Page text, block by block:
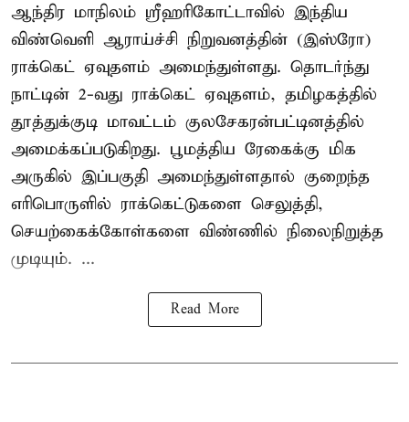
ஆந்திர மாநிலம் ஸ்ரீஹரிகோட்டாவில் இந்திய
விண்வெளி ஆராய்ச்சி நிறுவனத்தின் (இஸ்ரோ)
ராக்கெட் ஏவுதளம் அமைந்துள்ளது. தொடர்ந்து
நாட்டின் 2-வது ராக்கெட் ஏவுதளம், தமிழகத்தில்
தூத்துக்குடி மாவட்டம் குலசேகரன்பட்டினத்தில்
அமைக்கப்படுகிறது. பூமத்திய ரேகைக்கு மிக
அருகில் இப்பகுதி அமைந்துள்ளதால் குறைந்த
எரிபொருளில் ராக்கெட்டுகளை செலுத்தி,
செயற்கைக்கோள்களை விண்ணில் நிலைநிறுத்த
முடியும். ...
Read More